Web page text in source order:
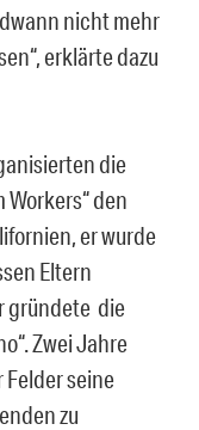
nicht mehr
erklärte dazu
die
den
er wurde
Eltern
gründete die
Zwei Jahre
Felder seine
zu